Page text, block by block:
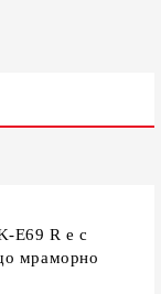
E69 R е с
мраморно